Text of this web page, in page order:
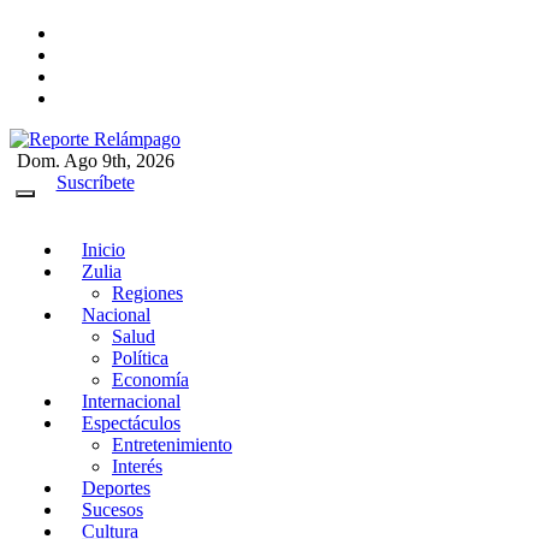
contenido
Reporte Relámpago
Claridad y rigor en cada noticia
Dom. Ago 9th, 2026
Suscríbete
Inicio
Zulia
Regiones
Nacional
Salud
Política
Economía
Internacional
Espectáculos
Entretenimiento
Interés
Deportes
Sucesos
Cultura